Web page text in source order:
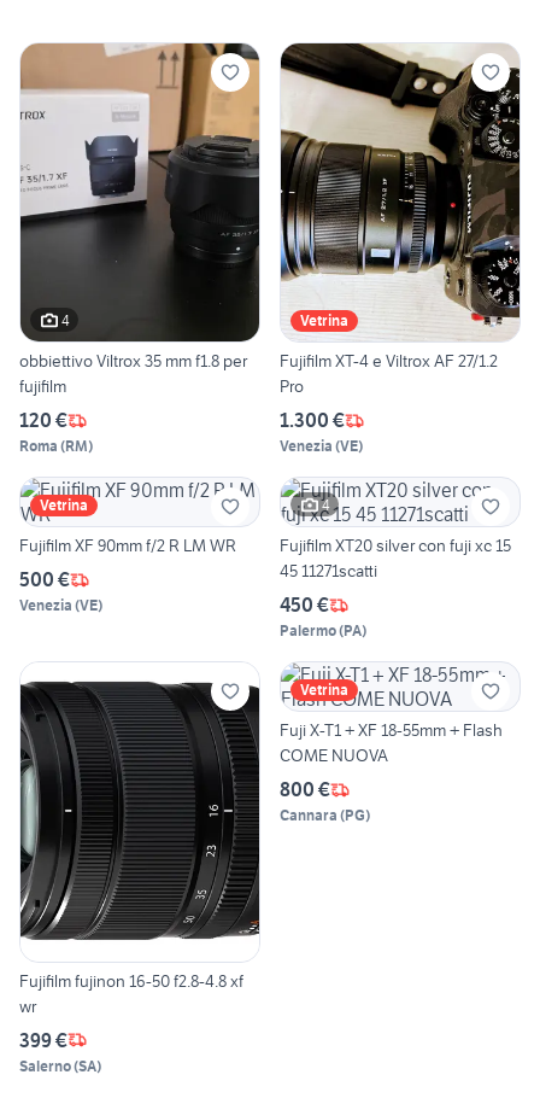
4
obbiettivo Viltrox 35 mm f1.8 per
fujifilm
120 €
Roma (RM)
Vetrina
Fujifilm XT-4 e Viltrox AF 27/1.2
Pro
1.300 €
Venezia (VE)
Vetrina
Fujifilm XF 90mm f/2 R LM WR
500 €
Venezia (VE)
4
Fujifilm XT20 silver con fuji xc 15
45 11271scatti
450 €
Palermo(PA)
Fujifilm fujinon 16-50 f2.8-4.8 xf
wr
399 €
Salerno(SA)
Vetrina
Fuji X-T1 + XF 18-55mm + Flash
COME NUOVA
800 €
Cannara (PG)